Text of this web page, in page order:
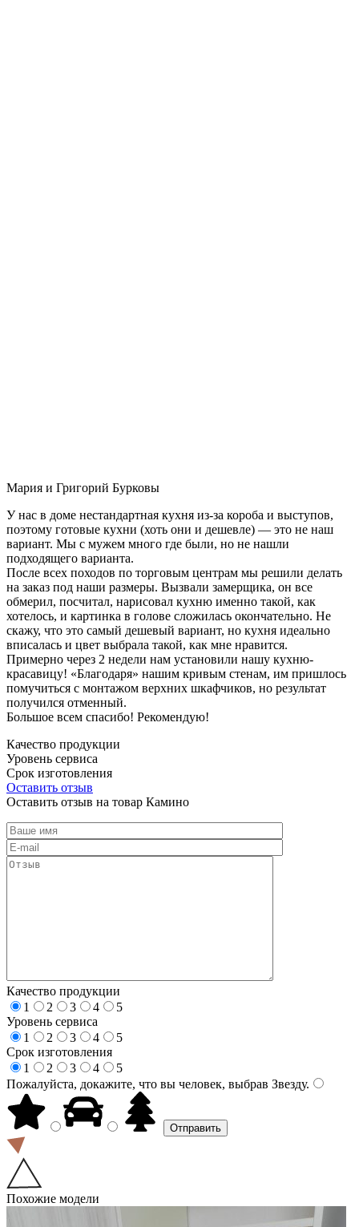
Мария и Григорий Бурковы
У нас в доме нестандартная кухня из-за короба и выступов,
поэтому готовые кухни (хоть они и дешевле) — это не наш
вариант. Мы с мужем много где были, но не нашли
подходящего варианта.
После всех походов по торговым центрам мы решили делать
на заказ под наши размеры. Вызвали замерщика, он все
обмерил, посчитал, нарисовал кухню именно такой, как
хотелось, и картинка в голове сложилась окончательно. Не
скажу, что это самый дешевый вариант, но кухня идеально
вписалась и цвет выбрала такой, как мне нравится.
Примерно через 2 недели нам установили нашу кухню-
красавицу! «Благодаря» нашим кривым стенам, им пришлось
помучиться с монтажом верхних шкафчиков, но результат
получился отменный.
Большое всем спасибо! Рекомендую!
Качество продукции
Уровень сервиса
Срок изготовления
Оставить отзыв
Оставить отзыв на товар Камино
Качество продукции
1
2 3 4
5
Уровень сервиса
1
2 3 4
5
Срок изготовления
1
2 3 4
5
Пожалуйста, докажите, что вы человек, выбрав Звезду.
Похожие модели